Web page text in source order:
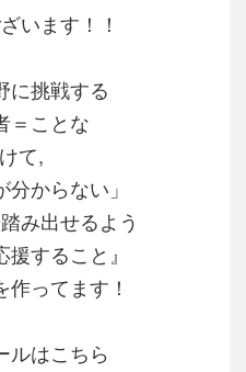
います！！
に挑戦する
＝ことな
て,
分からない」
み出せるよう
すること』
ってます！
はこちら